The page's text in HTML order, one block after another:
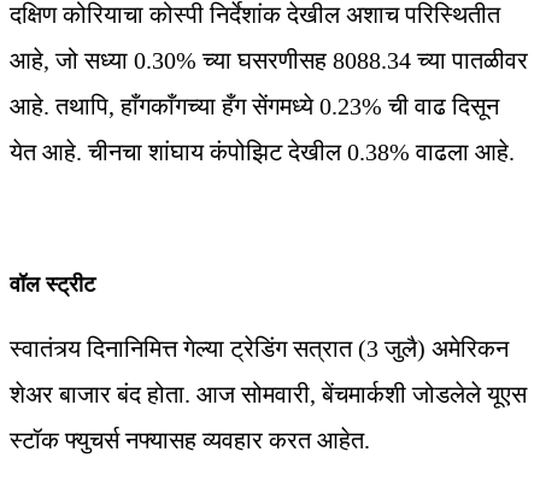
दक्षिण कोरियाचा कोस्पी निर्देशांक देखील अशाच परिस्थितीत
आहे, जो सध्या 0.30% च्या घसरणीसह 8088.34 च्या पातळीवर
आहे. तथापि, हाँगकाँगच्या हँग सेंगमध्ये 0.23% ची वाढ दिसून
येत आहे. चीनचा शांघाय कंपोझिट देखील 0.38% वाढला आहे.
वॉल स्ट्रीट
स्वातंत्र्य दिनानिमित्त गेल्या ट्रेडिंग सत्रात (3 जुलै) अमेरिकन
शेअर बाजार बंद होता. आज सोमवारी, बेंचमार्कशी जोडलेले यूएस
स्टॉक फ्युचर्स नफ्यासह व्यवहार करत आहेत.